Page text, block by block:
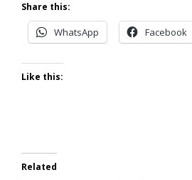
Share this:
WhatsApp Facebook
Like this:
Related